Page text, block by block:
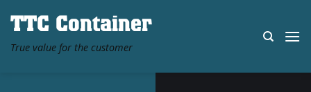
content
TTC Container
True value for the customer